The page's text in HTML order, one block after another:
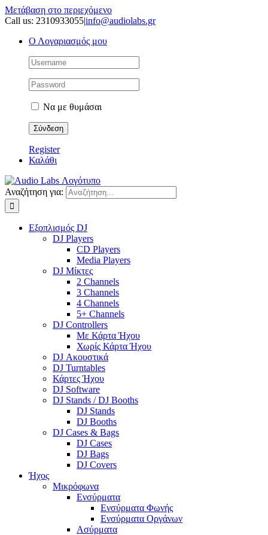
Μετάβαση στο περιεχόμενο
Call us: 2310933055|info@audiolabs.gr
Ο Λογαριασμός μου
Να με θυμάσαι
Register
Καλάθι
Αναζήτηση για:
Εξοπλισμός DJ
DJ Players
CD Players
Media Players
DJ Μίκτες
2 Channels
3 Channels
4 Channels
5+ Channels
DJ Controllers
Με Κάρτα Ήχου
Χωρίς Κάρτα Ήχου
DJ Ακουστικά
DJ Turntables
Κάρτες Ήχου
DJ Software
DJ Stands / DJ Booths
DJ Stands
DJ Booths
DJ Cases & Bags
DJ Cases
DJ Bags
DJ Covers
Ήχος
Μικρόφωνα
Ενσύρματα
Ενσύρματα Φωνής
Ενσύρματα Οργάνων
Ασύρματα